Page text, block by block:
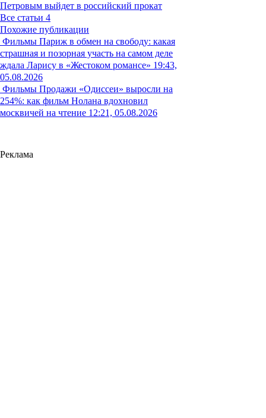
Петровым выйдет в российский прокат
Все статьи 4
Похожие публикации
Фильмы Париж в обмен на свободу: какая
страшная и позорная участь на самом деле
ждала Ларису в «Жестоком романсе» 19:43,
05.08.2026
Фильмы Продажи «Одиссеи» выросли на
254%: как фильм Нолана вдохновил
москвичей на чтение 12:21, 05.08.2026
Реклама